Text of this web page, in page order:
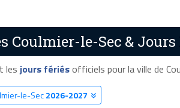
Coulmier-le-Sec & Jours
les jours fériésofficiels pour la ville de
le-Sec2026-2027